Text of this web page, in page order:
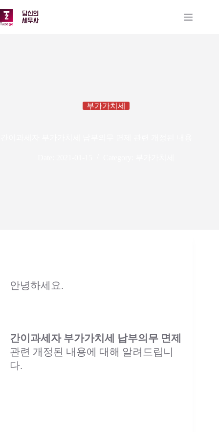
문
으
부가가치세
안녕하세요.
간이과세자 부가가치세 납부의무 면제
관련 개정된 내용에 대해 알려드립니
다.